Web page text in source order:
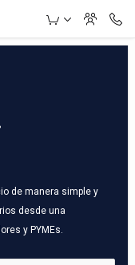
de manera simple y
desde una
y PYMEs.